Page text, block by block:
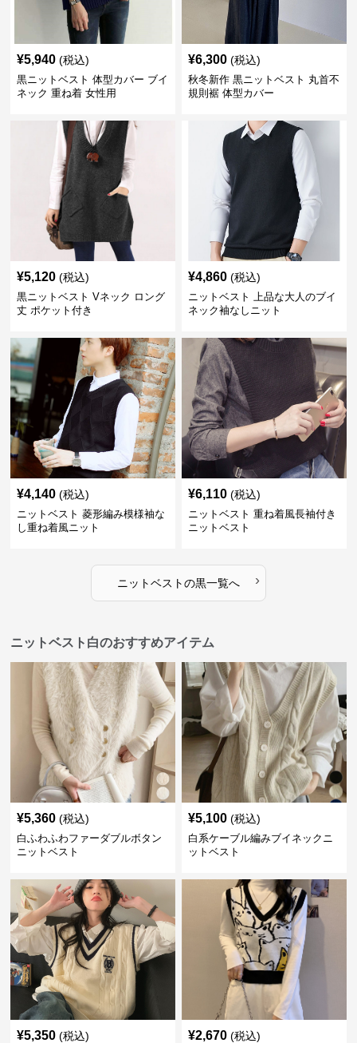
¥5,940 (税込)
黒ニットベスト 体型カバー ブイ
ネック 重ね着 女性用
¥6,300 (税込)
秋冬新作 黒ニットベスト 丸首不
規則裾 体型カバー
¥5,120 (税込)
黒ニットベスト Vネック ロング
丈 ポケット付き
¥4,860 (税込)
ニットベスト 上品な大人のブイ
ネック袖なしニット
¥4,140 (税込)
ニットベスト 菱形編み模様袖な
し重ね着風ニット
¥6,110 (税込)
ニットベスト 重ね着風長袖付き
ニットベスト
ニットベストの黒一覧へ ›
ニットベスト白のおすすめアイテム
¥5,360 (税込)
白ふわふわファーダブルボタン
ニットベスト
¥5,100 (税込)
白系ケーブル編みブイネックニ
ットベスト
¥5,350 (税込) ¥2,670 (税込)